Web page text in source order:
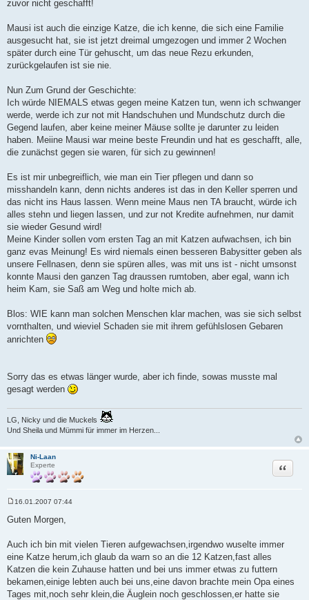
zuvor nicht geschafft!
Mausi ist auch die einzige Katze, die ich kenne, die sich eine Familie
ausgesucht hat, sie ist jetzt dreimal umgezogen und immer 2 Wochen
später durch eine Tür gehuscht, um das neue Rezu erkunden,
zurückgelaufen ist sie nie.
Nun Zum Grund der Geschichte:
Ich würde NIEMALS etwas gegen meine Katzen tun, wenn ich schwanger
werde, werde ich zur not mit Handschuhen und Mundschutz durch die
Gegend laufen, aber keine meiner Mäuse sollte je darunter zu leiden
haben. Meiine Mausi war meine beste Freundin und hat es geschafft, alle,
die zunächst gegen sie waren, für sich zu gewinnen!
Es ist mir unbegreiflich, wie man ein Tier pflegen und dann so
misshandeln kann, denn nichts anderes ist das in den Keller sperren und
das nicht ins Haus lassen. Wenn meine Maus nen TA braucht, würde ich
alles stehn und liegen lassen, und zur not Kredite aufnehmen, nur damit
sie wieder Gesund wird!
Meine Kinder sollen vom ersten Tag an mit Katzen aufwachsen, ich bin
ganz evas Meinung! Es wird niemals einen besseren Babysitter geben als
unsere Fellnasen, denn sie spüren alles, was mit uns ist - nicht umsonst
konnte Mausi den ganzen Tag draussen rumtoben, aber egal, wann ich
heim Kam, sie Saß am Weg und holte mich ab.
Blos: WIE kann man solchen Menschen klar machen, was sie sich selbst
vornthalten, und wieviel Schaden sie mit ihrem gefühlslosen Gebaren
anrichten
Sorry das es etwas länger wurde, aber ich finde, sowas musste mal
gesagt werden
LG, Nicky und die Muckels
Und Sheila und Mümmi für immer im Herzen...
Ni-Laan
Experte
Zitat
i
a
g
16.01.2007 07:44
Guten Morgen,
Auch ich bin mit vielen Tieren aufgewachsen,irgendwo wuselte immer
eine Katze herum,ich glaub da warn so an die 12 Katzen,fast alles
Katzen die kein Zuhause hatten und bei uns immer etwas zu futtern
bekamen,einige lebten auch bei uns,eine davon brachte mein Opa eines
Tages mit,noch sehr klein,die Äuglein noch geschlossen,er hatte sie